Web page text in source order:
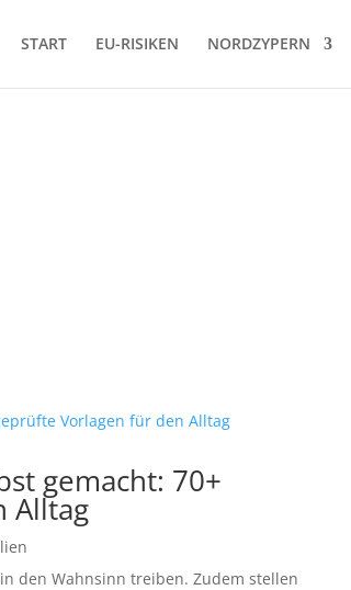
START EU-RISIKEN NORDZYPERN
gemacht: 70+
Alltag
den Wahnsinn treiben. Zudem stellen